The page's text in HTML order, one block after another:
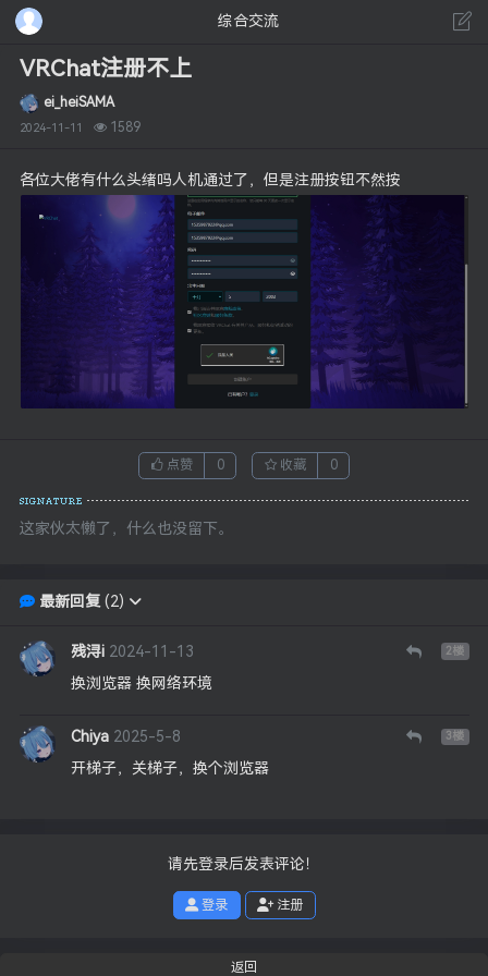
综合交流
VRChat注册不上
ei_heiSAMA
2024-11-11 1589
各位大佬有什么头绪吗人机通过了，但是注册按钮不然按
点赞 0 收藏 0
这家伙太懒了，什么也没留下。
最新回复( 2)
残浔i 2024-11-13 2楼
换浏览器 换网络环境
Chiya 2025-5-8 3 楼
开梯子，关梯子，换个浏览器
请先登录后发表评论！
登录 注册
返回